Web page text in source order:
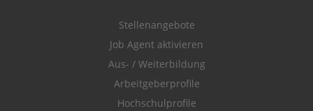
Stellenangebote
Job Agent aktivieren
Aus- / Weiterbildung
Arbeitgeberprofile
Hochschulprofile